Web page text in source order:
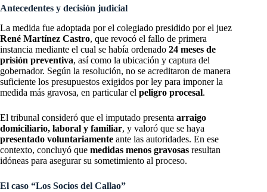
Antecedentes y decisión judicial
La medida fue adoptada por el colegiado presidido por el juez
René Martínez Castro, que revocó el fallo de primera
instancia mediante el cual se había ordenado 24 meses de
prisión preventiva, así como la ubicación y captura del
gobernador. Según la resolución, no se acreditaron de manera
suficiente los presupuestos exigidos por ley para imponer la
medida más gravosa, en particular el peligro procesal.
El tribunal consideró que el imputado presenta arraigo
domiciliario, laboral y familiar, y valoró que se haya
presentado voluntariamente ante las autoridades. En ese
contexto, concluyó que medidas menos gravosas resultan
idóneas para asegurar su sometimiento al proceso.
El caso “Los Socios del Callao”